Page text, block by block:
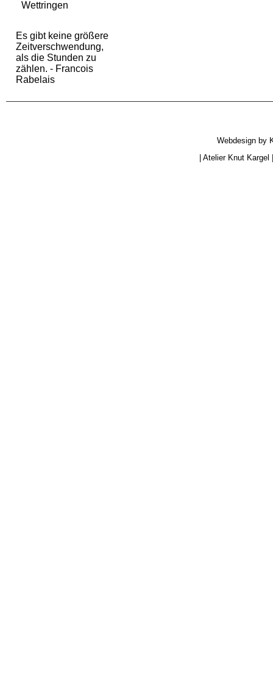
Wettringen
Es gibt keine größere
Zeitverschwendung,
als die Stunden zu
zählen. - Francois
Rabelais
Webdesign by
|Atelier Knut Kargel